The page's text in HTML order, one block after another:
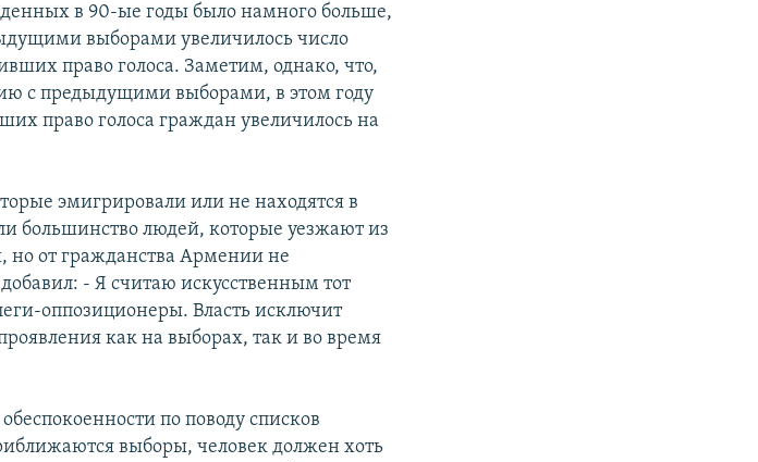
в 90-ые годы было намного больше,
выборами увеличилось число
право голоса. Заметим, однако, что,
с предыдущими выборами, в этом году
право голоса граждан увеличилось на
эмигрировали или не находятся в
большинство людей, которые уезжают из
от гражданства Армении не
- Я считаю искусственным тот
оппозиционеры. Власть исключит
как на выборах, так и во время
по поводу списков
выборы, человек должен хоть